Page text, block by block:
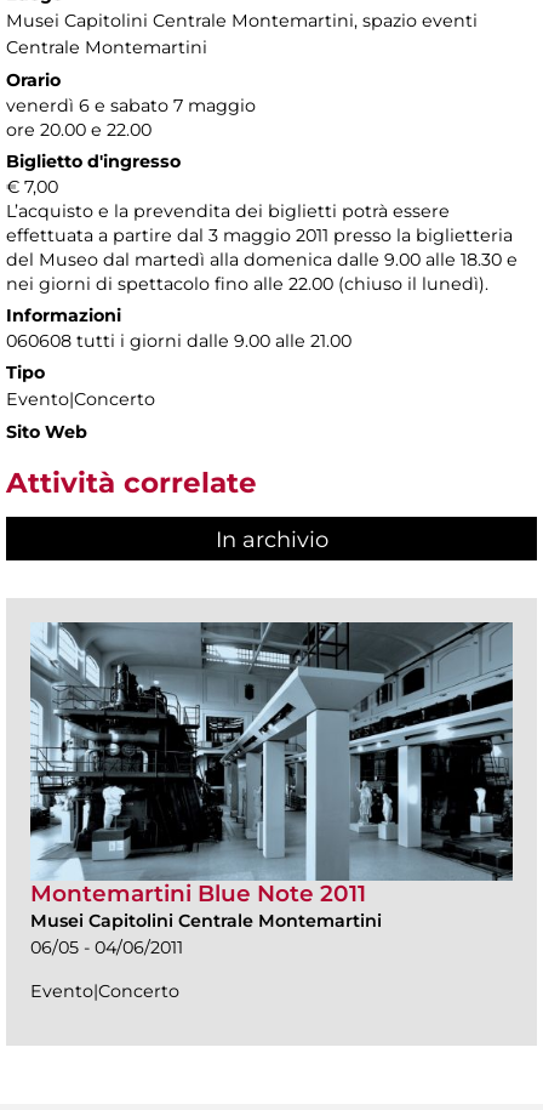
Musei Capitolini Centrale Montemartini, spazio eventi
Centrale Montemartini
Orario
venerdì 6 e sabato 7 maggio
ore 20.00 e 22.00
Biglietto d'ingresso
€ 7,00
L’acquisto e la prevendita dei biglietti potrà essere
effettuata a partire dal 3 maggio 2011 presso la biglietteria
del Museo dal martedì alla domenica dalle 9.00 alle 18.30 e
nei giorni di spettacolo fino alle 22.00 (chiuso il lunedì).
Informazioni
060608 tutti i giorni dalle 9.00 alle 21.00
Tipo
Evento|Concerto
Sito Web
Attività correlate
In archivio
Montemartini Blue Note 2011
Musei Capitolini Centrale Montemartini
06/05 - 04/06/2011
Evento|Concerto